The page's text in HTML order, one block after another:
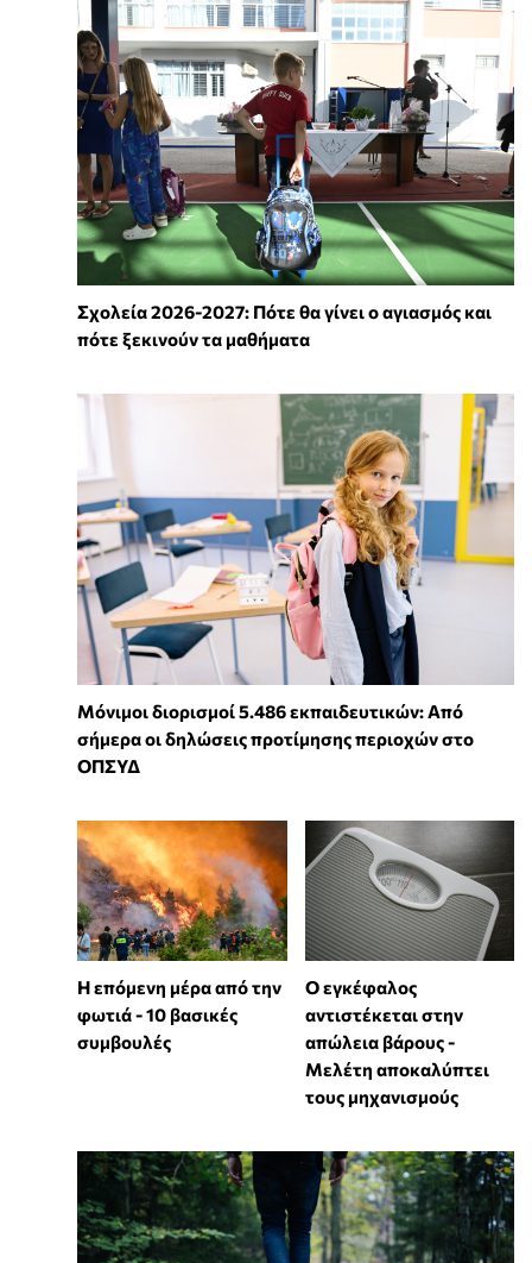
Σχολεία 2026-2027: Πότε θα γίνει ο αγιασμός και
πότε ξεκινούν τα μαθήματα
Μόνιμοι διορισμοί 5.486 εκπαιδευτικών: Από
σήμερα οι δηλώσεις προτίμησης περιοχών στο
ΟΠΣΥΔ
Η επόμενη μέρα από την
φωτιά - 10 βασικές
συμβουλές
Ο εγκέφαλος
αντιστέκεται στην
απώλεια βάρους -
Μελέτη αποκαλύπτει
τους μηχανισμούς